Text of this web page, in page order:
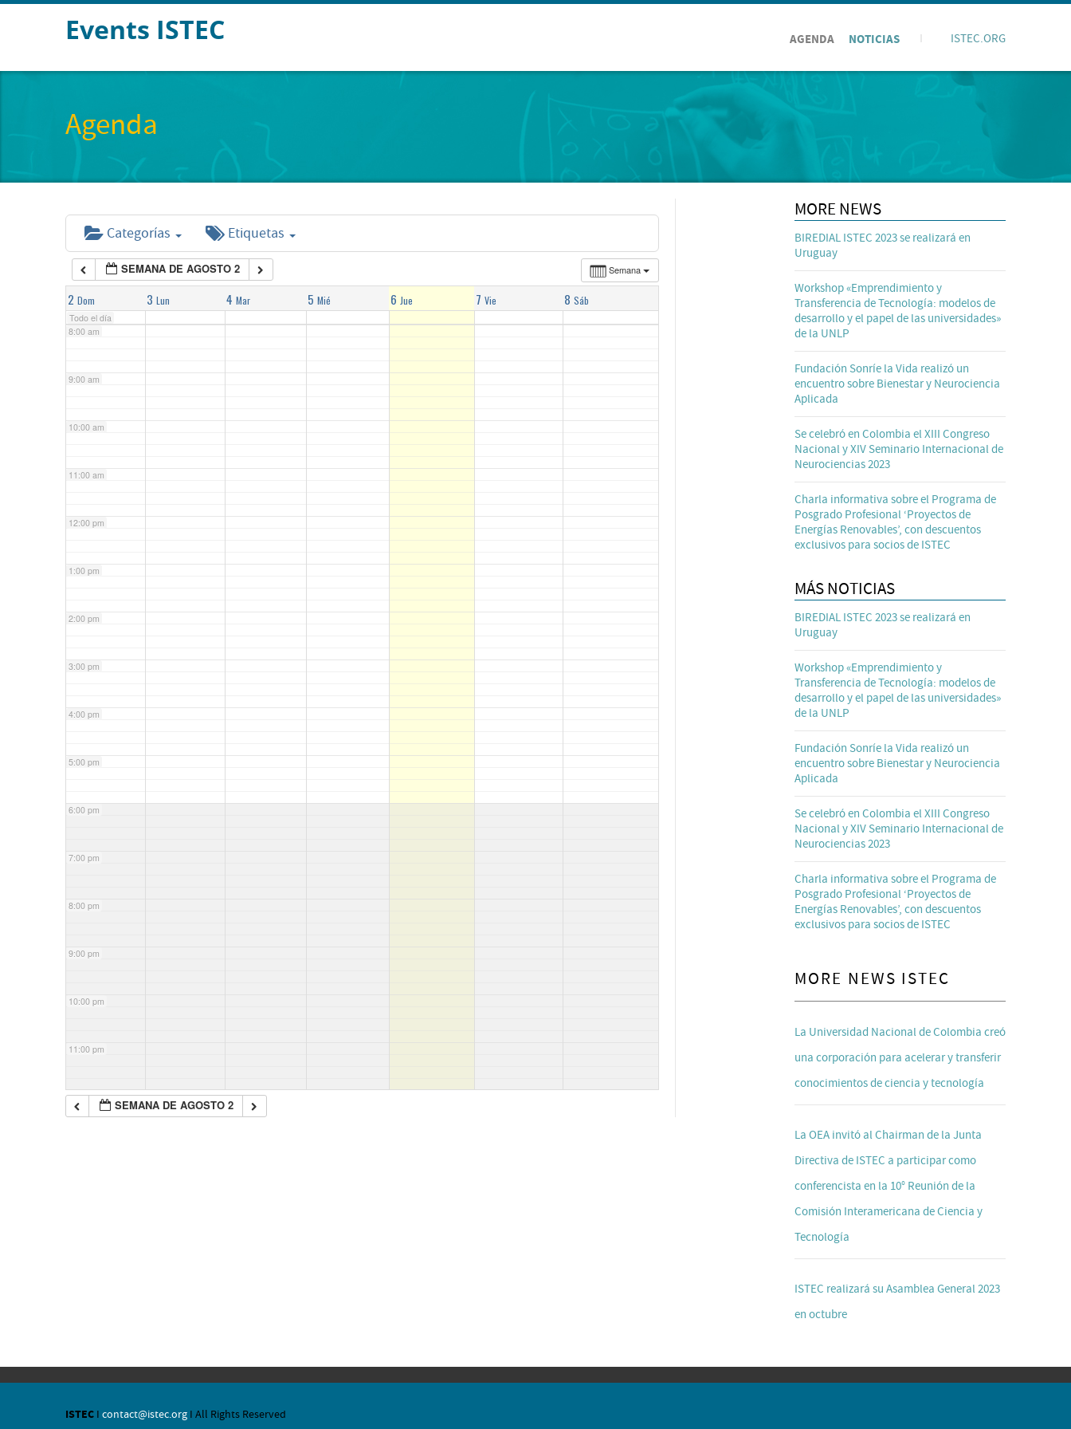
Events ISTEC AGENDA NOTICIAS ISTEC.ORG
Agenda
Categorías Etiquetas
Semana
SEMANA DE AGOSTO 2
2 Dom 3 Lun 4 Mar 5 Mié 6 Jue 7 Vie 8 Sáb
Todo el día
4:00 am
6:00 am
7:00 am
8:00 am
9:00 am
10:00 am
11:00 am
12:00 pm
1:00 pm
2:00 pm
3:00 pm
4:00 pm
5:00 pm
6:00 pm
7:00 pm
8:00 pm
9:00 pm
10:00 pm
11:00 pm
SEMANA DE AGOSTO 2
MORE NEWS
BIREDIAL ISTEC 2023 se realizará en
Uruguay
Workshop «Emprendimiento y
Transferencia de Tecnología: modelos de
desarrollo y el papel de las universidades»
de la UNLP
Fundación Sonríe la Vida realizó un
encuentro sobre Bienestar y Neurociencia
Aplicada
Se celebró en Colombia el XIII Congreso
Nacional y XIV Seminario Internacional de
Neurociencias 2023
Charla informativa sobre el Programa de
Posgrado Profesional ‘Proyectos de
Energías Renovables’, con descuentos
exclusivos para socios de ISTEC
MÁS NOTICIAS
BIREDIAL ISTEC 2023 se realizará en
Uruguay
Workshop «Emprendimiento y
Transferencia de Tecnología: modelos de
desarrollo y el papel de las universidades»
de la UNLP
Fundación Sonríe la Vida realizó un
encuentro sobre Bienestar y Neurociencia
Aplicada
Se celebró en Colombia el XIII Congreso
Nacional y XIV Seminario Internacional de
Neurociencias 2023
Charla informativa sobre el Programa de
Posgrado Profesional ‘Proyectos de
Energías Renovables’, con descuentos
exclusivos para socios de ISTEC
MORE NEWS ISTEC
La Universidad Nacional de Colombia creó
una corporación para acelerar y transferir
conocimientos de ciencia y tecnología
La OEA invitó al Chairman de la Junta
Directiva de ISTEC a participar como
conferencista en la 10° Reunión de la
Comisión Interamericana de Ciencia y
Tecnología
ISTEC realizará su Asamblea General 2023
en octubre
ISTEC I contact@istec.org I All Rights Reserved